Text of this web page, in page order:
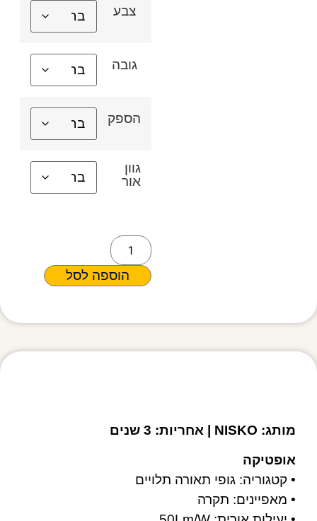
צבע
גובה
הספק
גוון
אור
הוספה לסל
מותג: NISKO | אחריות: 3 שנים
אופטיקה
• קטגוריה: גופי תאורה תלויים
• מאפיינים: תקרה